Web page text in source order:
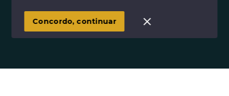
SITE PARA IMOBILIARIA
Concordo, continuar